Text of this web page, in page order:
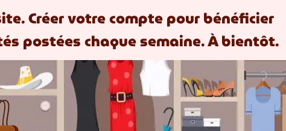
Créer votre compte pour bénéficier
postées chaque semaine. À bientôt.